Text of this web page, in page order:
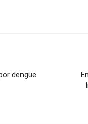
dengue